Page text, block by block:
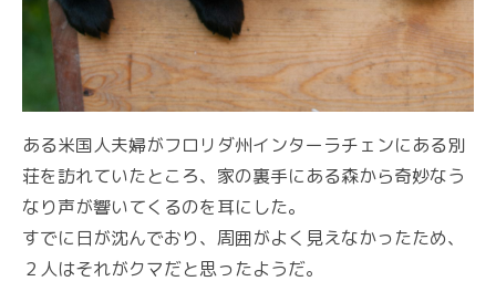
ある米国人夫婦がフロリダ州インターラチェンにある別
荘を訪れていたところ、家の裏手にある森から奇妙なう
なり声が響いてくるのを耳にした。
すでに日が沈んでおり、周囲がよく見えなかったため、
２人はそれがクマだと思ったようだ。